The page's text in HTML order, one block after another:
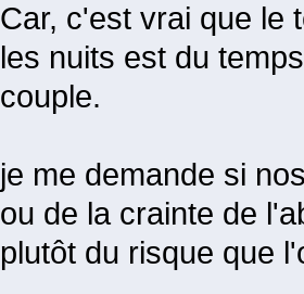
Car, c'est vrai que le
les nuits est du
couple.
je me demande si
ou de la crainte de
plutôt du risque que